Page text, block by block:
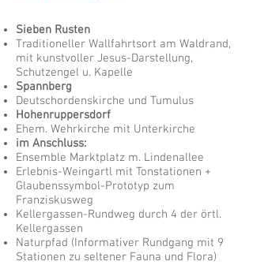
Sieben Rusten
Traditioneller Wallfahrtsort am Waldrand,
mit kunstvoller Jesus-Darstellung,
Schutzengel u. Kapelle
Spannberg
Deutschordenskirche und Tumulus
Hohenruppersdorf
Ehem. Wehrkirche mit Unterkirche
im Anschluss:
Ensemble Marktplatz m. Lindenallee
Erlebnis-Weingartl mit Tonstationen +
Glaubenssymbol-Prototyp zum
Franziskusweg
Kellergassen-Rundweg durch 4 der örtl.
Kellergassen
Naturpfad (Informativer Rundgang mit 9
Stationen zu seltener Fauna und Flora)